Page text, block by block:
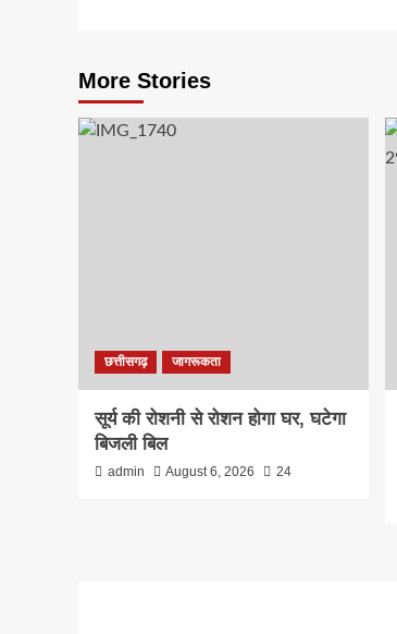
More Stories
छत्तीसगढ़ जागरूकता
सूर्य की रोशनी से रोशन होगा घर, घटेगा
बिजली बिल
admin August 6, 2026 24